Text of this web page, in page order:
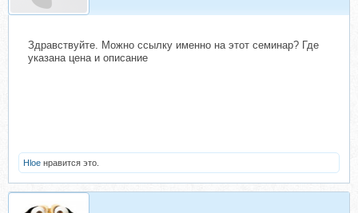
Здравствуйте. Можно ссылку именно на этот семинар? Где
указана цена и описание
Hloe нравится это.